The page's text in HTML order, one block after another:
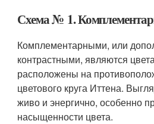
Схема № 1.
Комплементарными, или
контрастными, являются
расположены на
цветового круга Иттена.
живо и энергично, особенно
насыщенности цвета.